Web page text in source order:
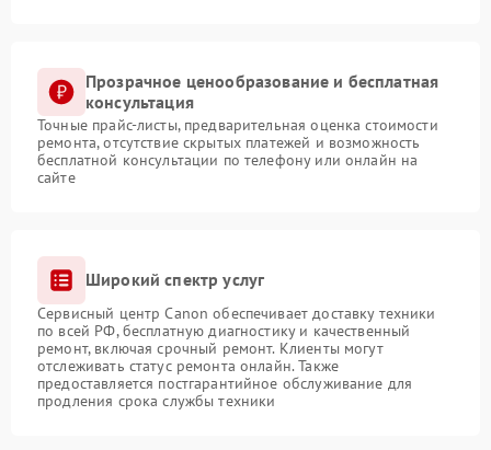
Прозрачное ценообразование и бесплатная
консультация
Точные прайс-листы, предварительная оценка стоимости
ремонта, отсутствие скрытых платежей и возможность
бесплатной консультации по телефону или онлайн на
сайте
Широкий спектр услуг
Сервисный центр Canon обеспечивает доставку техники
по всей РФ, бесплатную диагностику и качественный
ремонт, включая срочный ремонт. Клиенты могут
отслеживать статус ремонта онлайн. Также
предоставляется постгарантийное обслуживание для
продления срока службы техники